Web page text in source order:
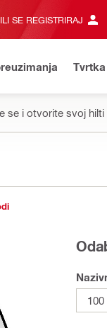
SE REGISTRIRAJ
Tvrtka
se i otvorite svoj hilti